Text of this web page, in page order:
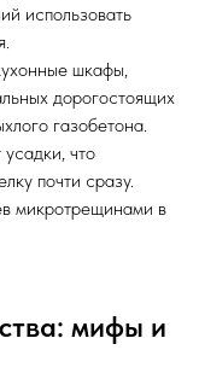
использовать
шкафы,
дорогостоящих
газобетона.
что
почти сразу.
микротрещинами в
мифы и